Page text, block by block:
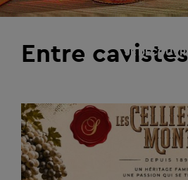
JE DÉCOUVRE
Entre cavistes